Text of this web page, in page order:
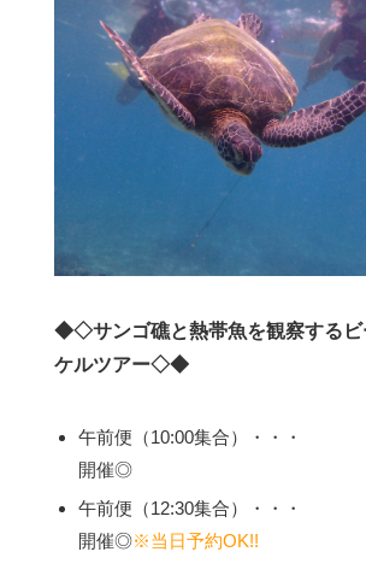
◆◇サンゴ礁と熱帯魚を観察するビ
ケルツアー◇◆
午前便（10:00集合）・・・
開催◎
午前便（12:30集合）・・・
開催◎※当日予約OK!!